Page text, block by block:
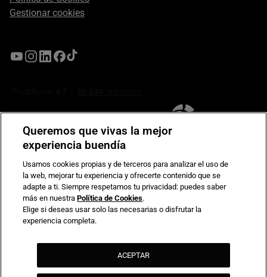
Gestionar cookies
Compromiso de seguridad en pagos electrónicos
Queremos que vivas la mejor
experiencia buendía
Usamos cookies propias y de terceros para analizar el uso de
la web, mejorar tu experiencia y ofrecerte contenido que se
adapte a ti. Siempre respetamos tu privacidad: puedes saber
más en nuestraPolítica de Cookies.
Elige si deseas usar solo las necesarias o disfrutar la
experiencia completa.
ACEPTAR